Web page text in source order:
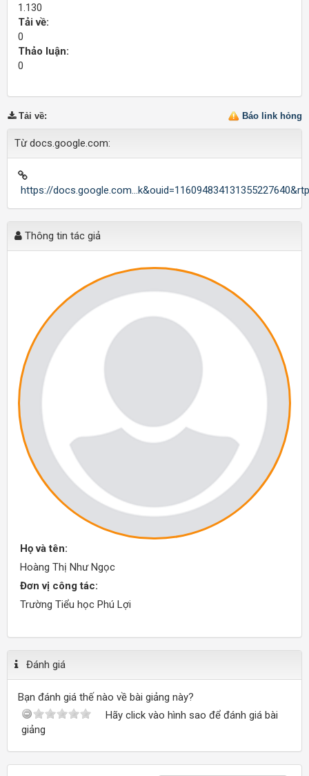
1.130
Tải về:
0
Thảo luận:
0
Báo link hỏng
Tải về:
Từ docs.google.com:
https://
Thông tin tác giả
Họ và tên:
Hoàng Thị Như Ngọc
Đơn vị công tác:
Trường Tiểu học Phú Lợi
Đánh giá
Bạn đánh giá thế nào về bài giảng này?
Hãy click vào hình sao để đánh giá bài
giảng